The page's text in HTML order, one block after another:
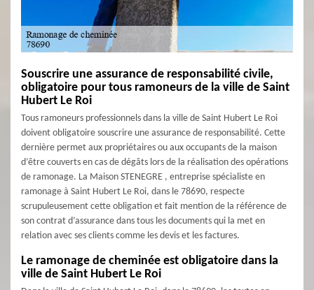
Souscrire une assurance de responsabilité civile,
obligatoire pour tous ramoneurs de la ville de Saint
Hubert Le Roi
Tous ramoneurs professionnels dans la ville de Saint Hubert Le Roi
doivent obligatoire souscrire une assurance de responsabilité. Cette
dernière permet aux propriétaires ou aux occupants de la maison
d’être couverts en cas de dégâts lors de la réalisation des opérations
de ramonage. La Maison STENEGRE , entreprise spécialiste en
ramonage à Saint Hubert Le Roi, dans le 78690, respecte
scrupuleusement cette obligation et fait mention de la référence de
son contrat d’assurance dans tous les documents qui la met en
relation avec ses clients comme les devis et les factures.
Le ramonage de cheminée est obligatoire dans la
ville de Saint Hubert Le Roi